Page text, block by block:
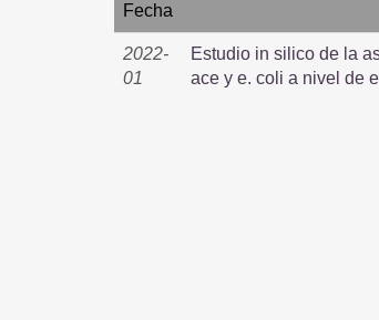
Fecha
2022-
01
Estudio in silico de la
ace y e. coli a nivel de